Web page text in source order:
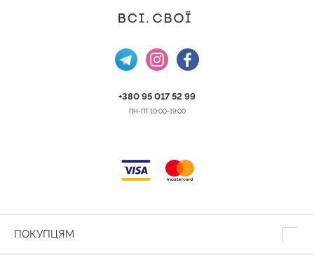
+380 95 017 52 99
ПН-ПТ 10:00-19:00
ПОКУПЦЯМ